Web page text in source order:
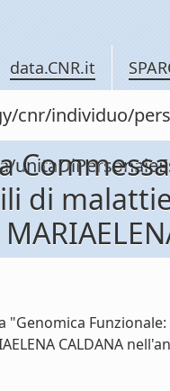
data.CNR.it
cnr/individuo/
di
"Genomica
CALDANA